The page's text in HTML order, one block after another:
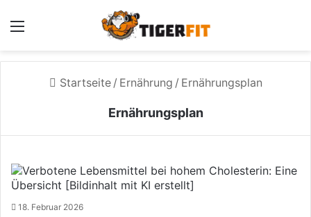
Startseite / Ernährung / Ernährungsplan
Ernährungsplan
18. Februar 2026